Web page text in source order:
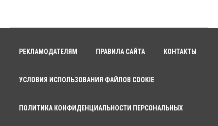
начальникам полиции Новосибирской области
Финансы
РЕКЛАМОДАТЕЛЯМ ПРАВИЛА САЙТА КОНТАКТЫ
УСЛОВИЯ ИСПОЛЬЗОВАНИЯ ФАЙЛОВ COOKIE
ПОЛИТИКА КОНФИДЕНЦИАЛЬНОСТИ ПЕРСОНАЛЬНЫХ